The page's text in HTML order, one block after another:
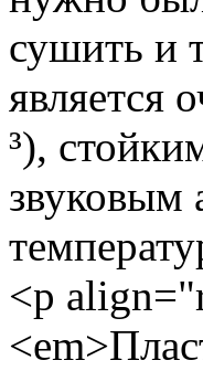
сушить и
является
³),
звуковым
<p